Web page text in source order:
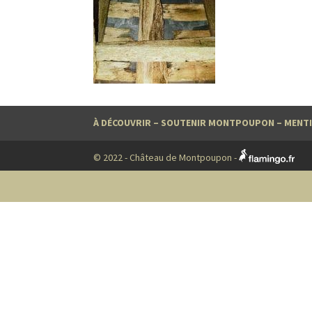
À DÉCOUVRIR – SOUTENIR MONTPOUPON –
© 2022 - Château de Montpoupon -